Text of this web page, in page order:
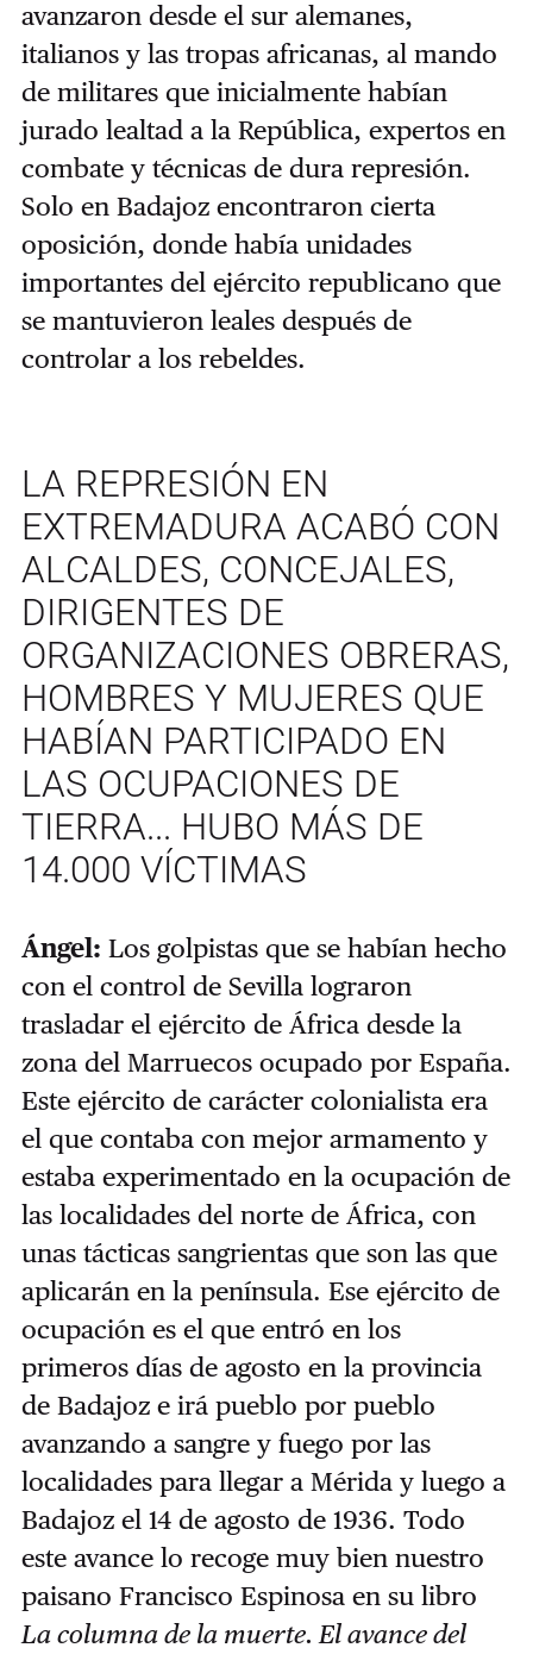
avanzaron desde el sur alemanes,
italianos y las tropas africanas, al mando
de militares que inicialmente habían
jurado lealtad a la República, expertos en
combate y técnicas de dura represión.
Solo en Badajoz encontraron cierta
oposición, donde había unidades
importantes del ejército republicano que
se mantuvieron leales después de
controlar a los rebeldes.
LA REPRESIÓN EN
EXTREMADURA ACABÓ CON
ALCALDES, CONCEJALES,
DIRIGENTES DE
ORGANIZACIONES OBRERAS,
HOMBRES Y MUJERES QUE
HABÍAN PARTICIPADO EN
LAS OCUPACIONES DE
TIERRA... HUBO MÁS DE
14.000 VÍCTIMAS
Ángel: Los golpistas que se habían hecho
con el control de Sevilla lograron
trasladar el ejército de África desde la
zona del Marruecos ocupado por España.
Este ejército de carácter colonialista era
el que contaba con mejor armamento y
estaba experimentado en la ocupación de
las localidades del norte de África, con
unas tácticas sangrientas que son las que
aplicarán en la península. Ese ejército de
ocupación es el que entró en los
primeros días de agosto en la provincia
de Badajoz e irá pueblo por pueblo
avanzando a sangre y fuego por las
localidades para llegar a Mérida y luego a
Badajoz el 14 de agosto de 1936. Todo
este avance lo recoge muy bien nuestro
paisano Francisco Espinosa en su libro
La columna de la muerte. El avance del